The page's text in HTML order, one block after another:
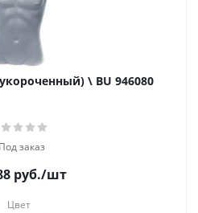
\ BU 946080
Под заказ
руб./шт
Цвет